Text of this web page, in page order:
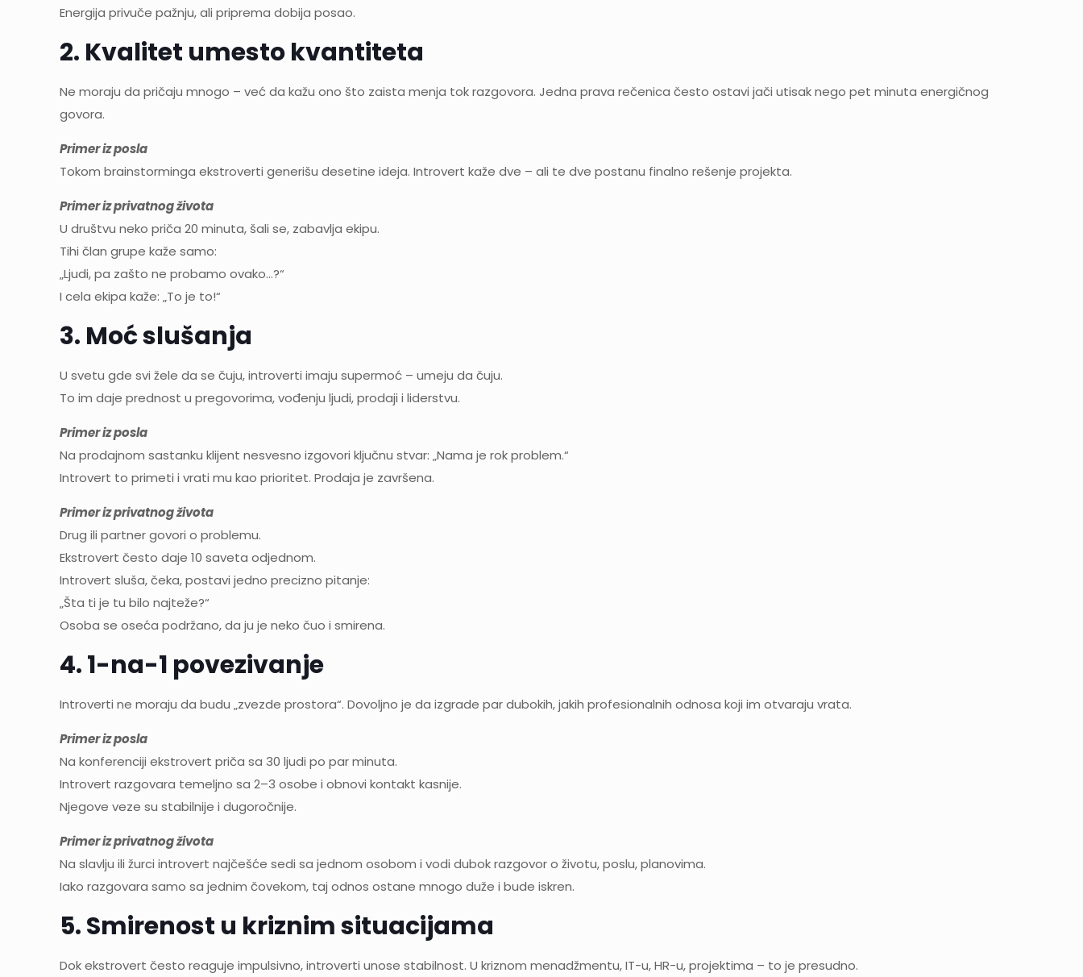
Energija privuče pažnju, ali priprema dobija posao.
2. Kvalitet umesto kvantiteta
Ne moraju da pričaju mnogo – već da kažu ono što zaista menja tok razgovora. Jedna prava rečenica često ostavi jači utisak nego pet minuta energičnog
govora.
Primer iz posla
Tokom brainstorminga ekstroverti generišu desetine ideja. Introvert kaže dve – ali te dve postanu finalno rešenje projekta.
Primer iz privatnog života
U društvu neko priča 20 minuta, šali se, zabavlja ekipu.
Tihi član grupe kaže samo:
„Ljudi, pa zašto ne probamo ovako…?“
I cela ekipa kaže: „To je to!“
3. Moć slušanja
U svetu gde svi žele da se čuju, introverti imaju supermoć – umeju da čuju.
To im daje prednost u pregovorima, vođenju ljudi, prodaji i liderstvu.
Primer iz posla
Na prodajnom sastanku klijent nesvesno izgovori ključnu stvar: „Nama je rok problem.“
Introvert to primeti i vrati mu kao prioritet. Prodaja je završena.
Primer iz privatnog života
Drug ili partner govori o problemu.
Ekstrovert često daje 10 saveta odjednom.
Introvert sluša, čeka, postavi jedno precizno pitanje:
„Šta ti je tu bilo najteže?“
Osoba se oseća podržano, da ju je neko čuo i smirena.
4. 1-na-1 povezivanje
Introverti ne moraju da budu „zvezde prostora“. Dovoljno je da izgrade par dubokih, jakih profesionalnih odnosa koji im otvaraju vrata.
Primer iz posla
Na konferenciji ekstrovert priča sa 30 ljudi po par minuta.
Introvert razgovara temeljno sa 2–3 osobe i obnovi kontakt kasnije.
Njegove veze su stabilnije i dugoročnije.
Primer iz privatnog života
Na slavlju ili žurci introvert najčešće sedi sa jednom osobom i vodi dubok razgovor o životu, poslu, planovima.
Iako razgovara samo sa jednim čovekom, taj odnos ostane mnogo duže i bude iskren.
5. Smirenost u kriznim situacijama
Dok ekstrovert često reaguje impulsivno, introverti unose stabilnost. U kriznom menadžmentu, IT-u, HR-u, projektima – to je presudno.